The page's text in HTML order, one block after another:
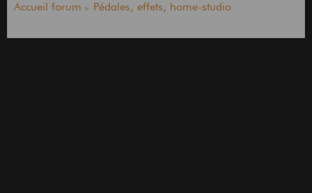
Accueil forum Pédales, effets, home-studio